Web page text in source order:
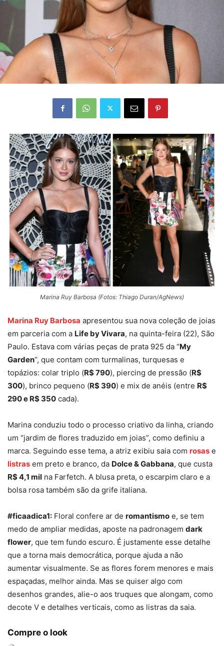
Marina Ruy Barbosa (Fotos: Thiago Duran/AgNews)
Marina Ruy Barbosa apresentou sua nova coleção de joias
em parceria com a Life by Vivara, na quinta-feira (22), São
Paulo. Estava com várias peças de prata 925 da “My
Garden“, que contam com turmalinas, turquesas e
topázios: colar triplo (R$ 790), piercing de pressão (R$
300), brinco pequeno (R$ 390) e mix de anéis (entre R$
290 e R$ 350 cada).
Marina conduziu todo o processo criativo da linha, criando
um “jardim de flores traduzido em joias”, como definiu a
marca. Seguindo esse tema, a atriz exibiu saia com rosas e
listras em preto e branco, da Dolce & Gabbana, que custa
R$ 4,1 mil na Farfetch. A blusa preta, o escarpim claro e a
bolsa rosa também são da grife italiana.
#ficaadica1: Floral confere ar de romantismo e, se tem
medo de ampliar medidas, aposte na padronagem dark
flower, que tem fundo escuro. É justamente esse detalhe
que a torna mais democrática, porque ajuda a não
aumentar visualmente. Se as flores forem menores e mais
espaçadas, melhor ainda. Mas se quiser algo com
desenhos grandes, alie-o aos truques que alongam, como
decote V e detalhes verticais, como as listras da saia.
Compre o look